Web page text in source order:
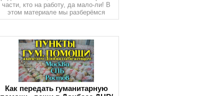
части, кто на работу, да мало-ли! В
этом материале мы разберёмся
Как передать гуманитарную